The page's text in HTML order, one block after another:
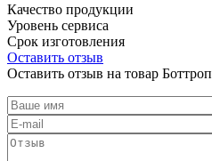
Качество продукции
Уровень сервиса
Срок изготовления
Оставить отзыв
Оставить отзыв на товар Боттроп